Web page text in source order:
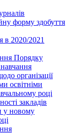
форму здобуття
в 2020/2021
Порядку
навчання
організації
освітніми
році
закладів
у новому